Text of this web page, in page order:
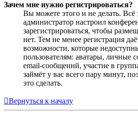
Зачем мне нужно регистрироваться?
Вы можете этого и не делать. Всё
администратор настроил
зарегистрироваться, чтобы
нет. Тем не менее регистрация
возможности, которые
пользователям: аватары, личные
email-сообщений, участие в
займёт у вас всего пару минут,
это сделать.
Вернуться к началу